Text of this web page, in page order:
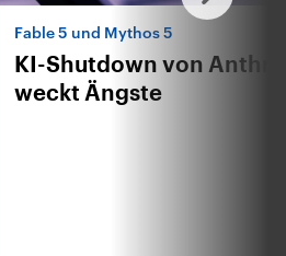
Fable 5 und Mythos 5
KI-Shutdown von
weckt Ängste